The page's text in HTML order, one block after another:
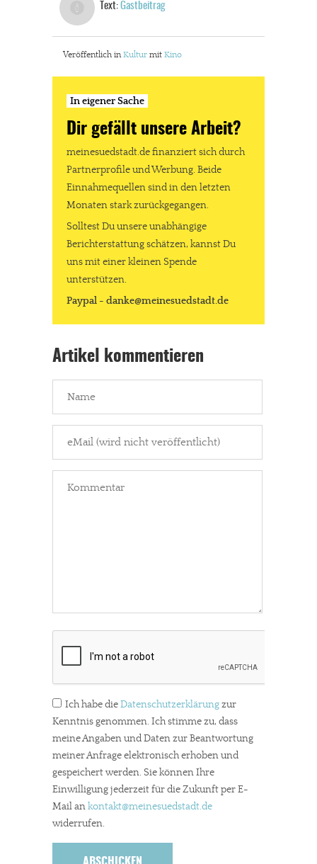
Text: Gastbeitrag
Veröffentlich in Kultur mit Kino
In eigener Sache
Dir gefällt unsere Arbeit?
meinesuedstadt.de finanziert sich durch
Partnerprofile und Werbung. Beide
Einnahmequellen sind in den letzten
Monaten stark zurückgegangen.
Solltest Du unsere unabhängige
Berichterstattung schätzen, kannst Du
uns mit einer kleinen Spende
unterstützen.
Paypal - danke@meinesuedstadt.de
Artikel kommentieren
Ich habe dieDatenschutzerklärungzur
Kenntnis genommen. Ich stimme zu, dass
meine Angaben und Daten zur Beantwortung
meiner Anfrage elektronisch erhoben und
gespeichert werden. Sie können Ihre
Einwilligung jederzeit für die Zukunft per E-
Mail ankontakt@meinesuedstadt.de
widerrufen.